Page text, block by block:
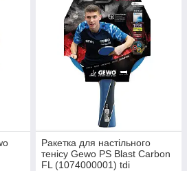
Ракетка для настільного
тенісу Gewo PS Blast Carbon
FL (1074000001) tdi